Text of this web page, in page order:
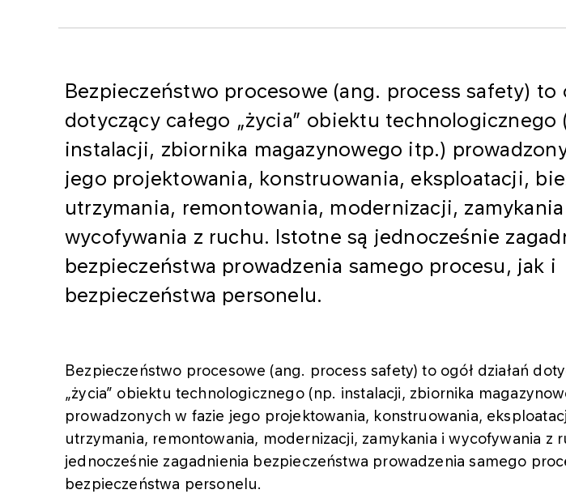
Bezpieczeństwo procesowe (ang. process safety) to
dotyczący całego „życia” obiektu technologicznego
instalacji, zbiornika magazynowego itp.)
jego projektowania, konstruowania, eksploatacji,
utrzymania, remontowania, modernizacji,
wycofywania z ruchu. Istotne są jednocześnie
bezpieczeństwa prowadzenia samego procesu, jak i
bezpieczeństwa personelu.
Bezpieczeństwo procesowe (ang. process safety) to ogół działań
„życia” obiektu technologicznego (np. instalacji, zbiornika
prowadzonych w fazie jego projektowania, konstruowania,
utrzymania, remontowania, modernizacji, zamykania i wycofywania z
jednocześnie zagadnienia bezpieczeństwa prowadzenia samego
bezpieczeństwa personelu.